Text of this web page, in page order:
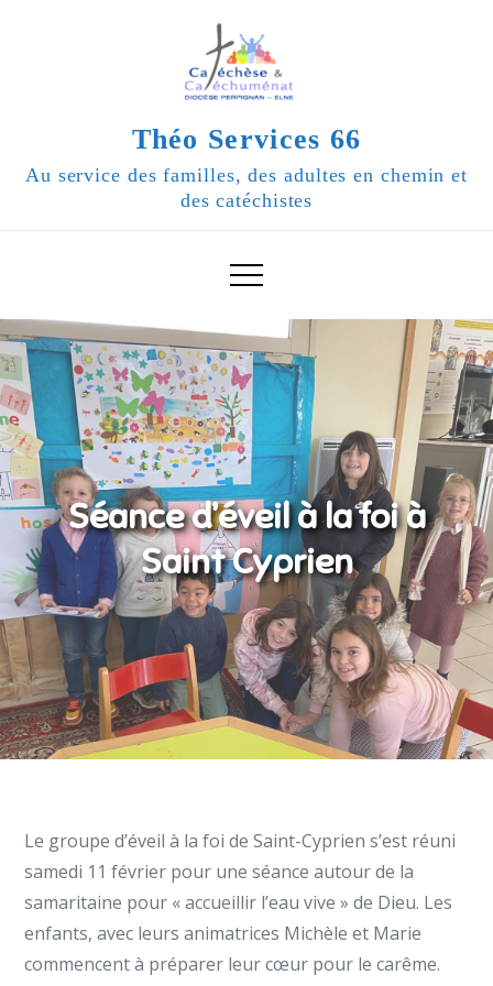
Théo Services 66
Au service des familles, des adultes en chemin et
des catéchistes
Séance d’éveil à la foi à
Saint Cyprien
Le groupe d’éveil à la foi de Saint-Cyprien s’est réuni
samedi 11 février pour une séance autour de la
samaritaine pour « accueillir l’eau vive » de Dieu. Les
enfants, avec leurs animatrices Michèle et Marie
commencent à préparer leur cœur pour le carême.